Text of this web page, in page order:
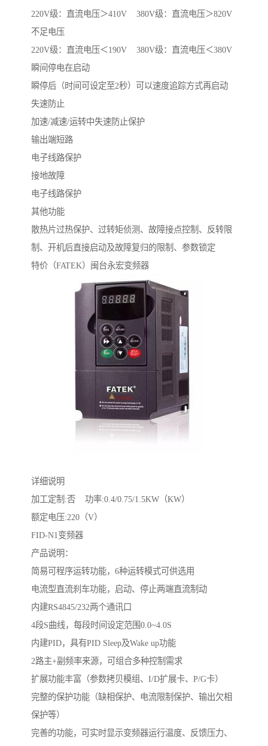
220V级：直流电压＞410V 380V级：直流电压＞820V
不足电压
220V级：直流电压＜190V 380V级：直流电压＜380V
瞬间停电在启动
瞬停后（时间可设定至2秒）可以速度追踪方式再启动
失速防止
加速/减速/运转中失速防止保护
输出端短路
电子线路保护
接地故障
电子线路保护
其他功能
散热片过热保护、过转矩侦测、故障接点控制、反转限
制、开机后直接启动及故障复归的限制、参数锁定
特价（FATEK）闽台永宏变频器
详细说明
加工定制:否 功率:0.4/0.75/1.5KW（KW）
额定电压:220（V）
FID-N1变频器
产品说明：
简易可程序运转功能，6种运转模式可供选用
电流型直流刹车功能，启动、停止两端直流制动
内建RS4845/232两个通讯口
4段S曲线，每段时间设定范围0.0~4.0S
内建PID，具有PID Sleep及Wake up功能
2路主+副频率来源，可组合多种控制需求
扩展功能丰富（参数拷贝模组、I/D扩展卡、P/G卡）
完整的保护功能（缺相保护、电流限制保护、输出欠相
保护等）
完善的功能，可实时显示变频器运行温度、反馈压力、